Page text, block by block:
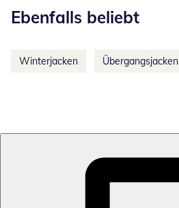
Ebenfalls beliebt
Winterjacken Übergangsjacken